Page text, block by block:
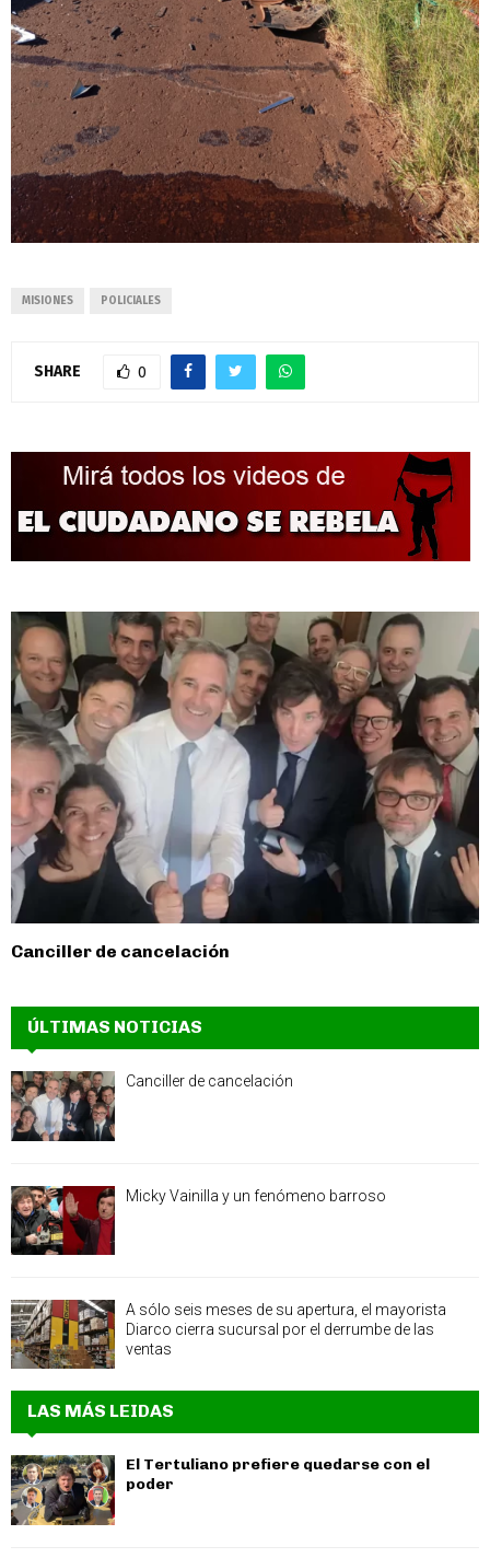
MISIONES POLICIALES
SHARE 0
Canciller de cancelación
ÚLTIMAS NOTICIAS
Canciller de cancelación
Micky Vainilla y un fenómeno barroso
A sólo seis meses de su apertura, el mayorista
Diarco cierra sucursal por el derrumbe de las
ventas
LAS MÁS LEIDAS
El Tertuliano prefiere quedarse con el
poder